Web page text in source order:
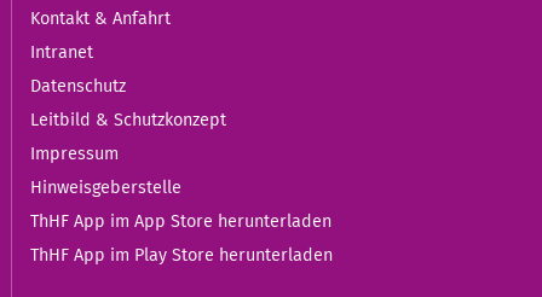
Kontakt & Anfahrt
Intranet
Datenschutz
Leitbild & Schutzkonzept
Impressum
Hinweisgeberstelle
ThHF App im App Store herunterladen
ThHF App im Play Store herunterladen